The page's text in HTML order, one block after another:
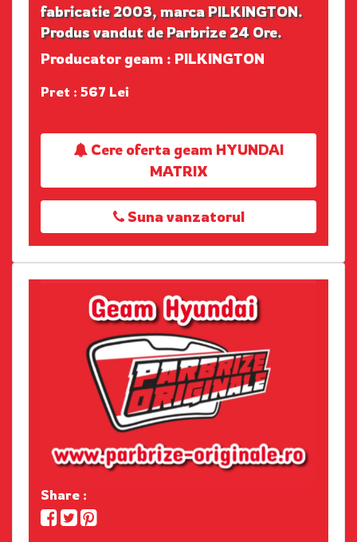
fabricatie 2003, marca PILKINGTON.
Produs vandut de Parbrize 24 Ore.
Producator geam : PILKINGTON
Pret : 567 Lei
Cere oferta geam HYUNDAI
MATRIX
Suna vanzatorul
Share :